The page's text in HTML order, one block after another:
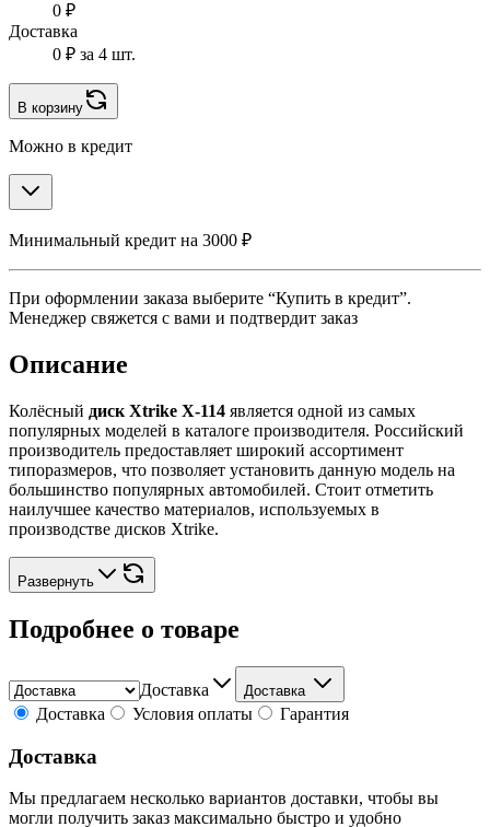
0 ₽
Доставка
0 ₽ за 4 шт.
В корзину
Можно в кредит
Минимальный кредит на 3000 ₽
При оформлении заказа выберите “Купить в кредит”.
Менеджер свяжется с вами и подтвердит заказ
Описание
Колёсный диск Xtrike X-114 является одной из самых
популярных моделей в каталоге производителя. Российский
производитель предоставляет широкий ассортимент
типоразмеров, что позволяет установить данную модель на
большинство популярных автомобилей. Стоит отметить
наилучшее качество материалов, используемых в
производстве дисков Xtrike.
Развернуть
Подробнее о товаре
Доставка Доставка
Доставка Условия оплаты Гарантия
Доставка
Мы предлагаем несколько вариантов доставки, чтобы вы
могли получить заказ максимально быстро и удобно